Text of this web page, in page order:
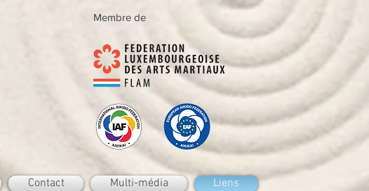
Membre de
Contact Multi-média Liens